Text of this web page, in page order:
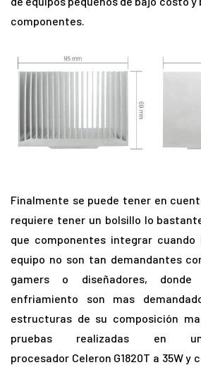
componentes.
Finalmente se puede tener en
requiere tener un bolsillo lo
que componentes integrar cuando
equipo no son tan demandantes
gamers o diseñadores,
enfriamiento son mas
estructuras de su composición
pruebas realizadas en
procesador Celeron G1820T a 35W y